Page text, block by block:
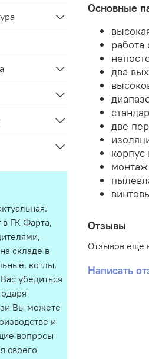
Основные
работа
два
две
Отзывы
Отзывов еще
Написать
ГК Фарта,
складе в
котлы,
убедиться
Вы можете
и
вопросы
своего